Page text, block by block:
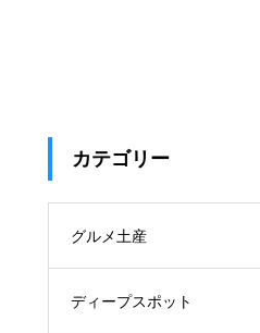
カテゴリー
グルメ土産
ディープスポット